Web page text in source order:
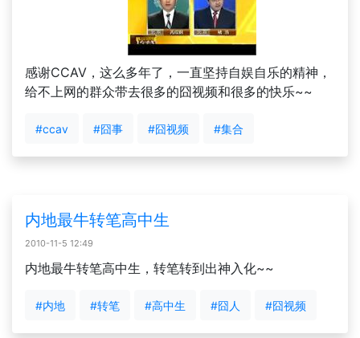
感谢CCAV，这么多年了，一直坚持自娱自乐的精神，
给不上网的群众带去很多的囧视频和很多的快乐~~
#ccav #囧事 #囧视频 #集合
内地最牛转笔高中生
2010-11-5 12:49
内地最牛转笔高中生，转笔转到出神入化~~
#内地 #转笔 #高中生 #囧人 #囧视频